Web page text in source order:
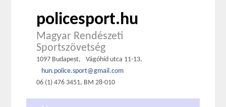
policesport.hu
Magyar Rendészeti
Sportszövetség
1097 Budapest,
Vágóhíd utca 11-13.
hun.police.sport@gmail.com
06 (1) 476 3451, BM 28-010